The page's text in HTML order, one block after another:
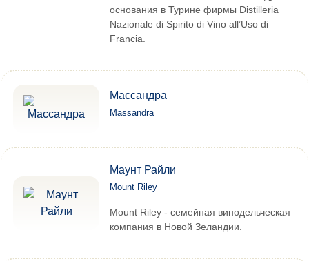
основания в Турине фирмы Distilleria
Nazionale di Spirito di Vino all’Uso di
Francia.
Массандра
Massandra
Маунт Райли
Mount Riley
Mount Riley - семейная винодельческая
компания в Новой Зеландии.